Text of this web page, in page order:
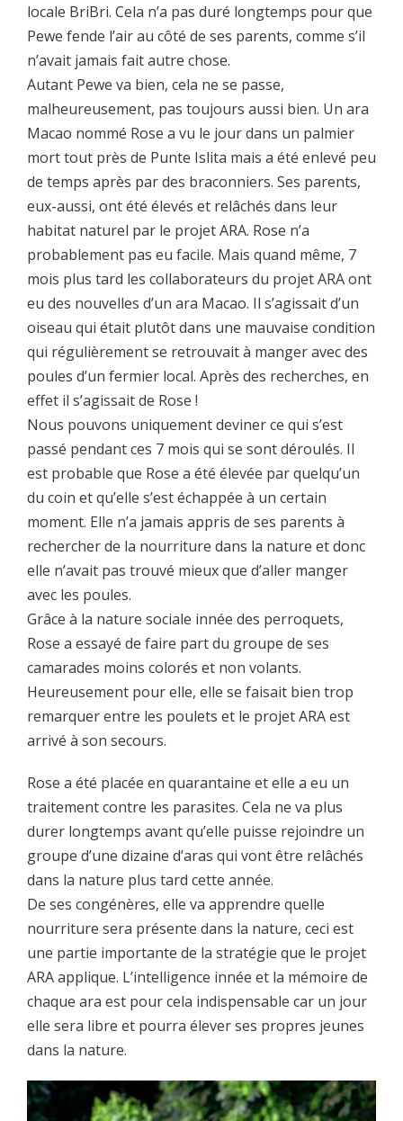
locale BriBri. Cela n’a pas duré longtemps pour que
Pewe fende l’air au côté de ses parents, comme s’il
n’avait jamais fait autre chose.
Autant Pewe va bien, cela ne se passe,
malheureusement, pas toujours aussi bien. Un ara
Macao nommé Rose a vu le jour dans un palmier
mort tout près de Punte Islita mais a été enlevé peu
de temps après par des braconniers. Ses parents,
eux-aussi, ont été élevés et relâchés dans leur
habitat naturel par le projet ARA. Rose n’a
probablement pas eu facile. Mais quand même, 7
mois plus tard les collaborateurs du projet ARA ont
eu des nouvelles d’un ara Macao. Il s’agissait d’un
oiseau qui était plutôt dans une mauvaise condition
qui régulièrement se retrouvait à manger avec des
poules d’un fermier local. Après des recherches, en
effet il s’agissait de Rose !
Nous pouvons uniquement deviner ce qui s’est
passé pendant ces 7 mois qui se sont déroulés. Il
est probable que Rose a été élevée par quelqu’un
du coin et qu’elle s’est échappée à un certain
moment. Elle n’a jamais appris de ses parents à
rechercher de la nourriture dans la nature et donc
elle n’avait pas trouvé mieux que d’aller manger
avec les poules.
Grâce à la nature sociale innée des perroquets,
Rose a essayé de faire part du groupe de ses
camarades moins colorés et non volants.
Heureusement pour elle, elle se faisait bien trop
remarquer entre les poulets et le projet ARA est
arrivé à son secours.
Rose a été placée en quarantaine et elle a eu un
traitement contre les parasites. Cela ne va plus
durer longtemps avant qu’elle puisse rejoindre un
groupe d’une dizaine d’aras qui vont être relâchés
dans la nature plus tard cette année.
De ses congénères, elle va apprendre quelle
nourriture sera présente dans la nature, ceci est
une partie importante de la stratégie que le projet
ARA applique. L’intelligence innée et la mémoire de
chaque ara est pour cela indispensable car un jour
elle sera libre et pourra élever ses propres jeunes
dans la nature.